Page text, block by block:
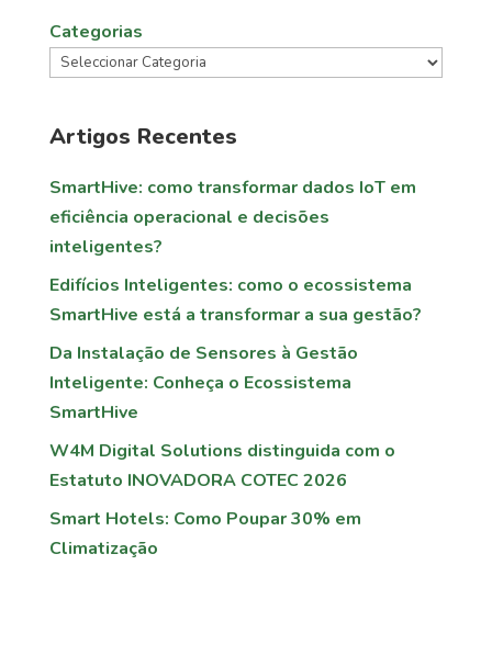
Categorias
Artigos Recentes
SmartHive: como transformar dados IoT em
eficiência operacional e decisões
inteligentes?
Edifícios Inteligentes: como o ecossistema
SmartHive está a transformar a sua gestão?
Da Instalação de Sensores à Gestão
Inteligente: Conheça o Ecossistema
SmartHive
W4M Digital Solutions distinguida com o
Estatuto INOVADORA COTEC 2026
Smart Hotels: Como Poupar 30% em
Climatização